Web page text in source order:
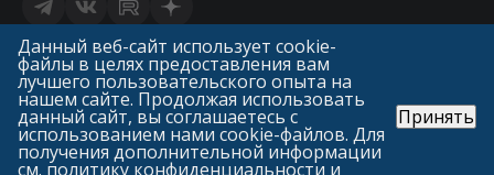
ТРГ
0
© «ГК Авангард»
САЗ «Авангард» («Арма-Пром»)
1998—2026
Статьи
Политика конфиденциальности и обработки
персональных данных
Данный веб-сайт использует cookie-
файлы в целях предоставления вам
лучшего пользовательского опыта на
нашем сайте. Продолжая использовать
данный сайт, вы соглашаетесь с
использованием нами cookie-файлов. Для
получения дополнительной информации
см. политику конфиденциальности и
Принять